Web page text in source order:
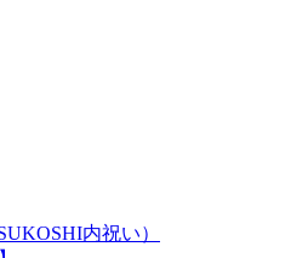
内祝い）